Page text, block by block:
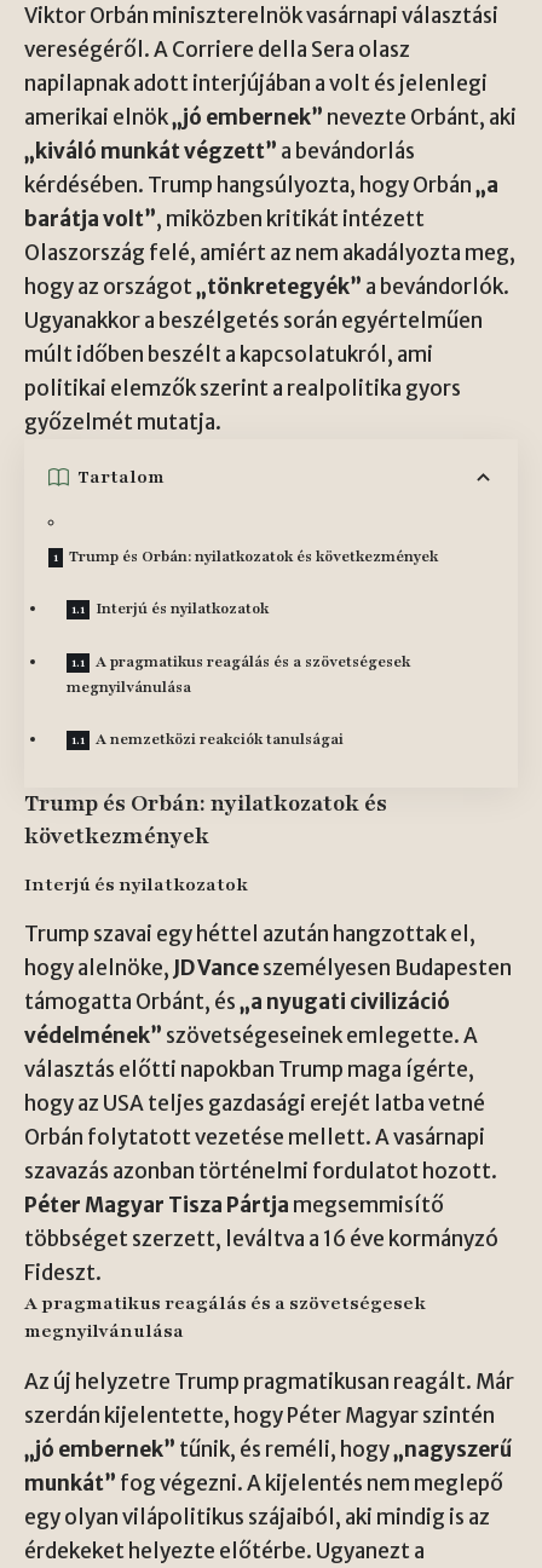
Viktor Orbán miniszterelnök vasárnapi választási
vereségéről. A Corriere della Sera olasz
napilapnak adott interjújában a volt és jelenlegi
amerikai elnök„jó embernek” nevezte Orbánt, aki
„kiváló munkát végzett” a bevándorlás
kérdésében. Trump hangsúlyozta, hogy Orbán„a
barátja volt”, miközben kritikát intézett
Olaszország felé, amiért az nem akadályozta meg,
hogy az országot„tönkretegyék” a bevándorlók.
Ugyanakkor a beszélgetés során egyértelműen
múlt időben beszélt a kapcsolatukról, ami
politikai elemzők szerint a realpolitika gyors
győzelmét mutatja.
Tartalom
Trump és Orbán: nyilatkozatok és következmények
Interjú és nyilatkozatok
A pragmatikus reagálás és a szövetségesek
megnyilvánulása
A nemzetközi reakciók tanulságai
Trump és Orbán: nyilatkozatok és
következmények
Interjú és nyilatkozatok
Trump szavai egy héttel azután hangzottak el,
hogy alelnöke, JD Vanceszemélyesen Budapesten
támogatta Orbánt, és„a nyugati civilizáció
védelmének” szövetségeseinek emlegette. A
választás előtti napokban Trump maga ígérte,
hogy az USA teljes gazdasági erejét latba vetné
Orbán folytatott vezetése mellett. A vasárnapi
szavazás azonban történelmi fordulatot hozott.
Péter Magyar Tisza Pártja megsemmisítő
többséget szerzett, leváltva a 16 éve kormányzó
Fideszt.
A pragmatikus reagálás és a szövetségesek
megnyilvánulása
Az új helyzetre Trump pragmatikusan reagált. Már
szerdán kijelentette, hogy Péter Magyar szintén
„jó embernek” tűnik, és reméli, hogy„nagyszerű
munkát” fog végezni. A kijelentés nem meglepő
egy olyan vilápolitikus szájaiból, aki mindig is az
érdekeket helyezte előtérbe. Ugyanezt a